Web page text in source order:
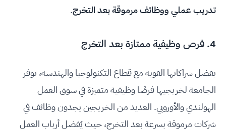
تدريب عملي ووظائف مرموقة بعد التخرج.
4. فرص وظيفية ممتازة بعد التخرج
بفضل شراكاتها القوية مع قطاع التكنولوجيا والهندسة، توفر
الجامعة لخريجيها فرصًا وظيفية متميزة في سوق العمل
الهولندي والأوروبي. العديد من الخريجين يجدون وظائف في
شركات مرموقة بسرعة بعد التخرج، حيث يُفضل أرباب العمل